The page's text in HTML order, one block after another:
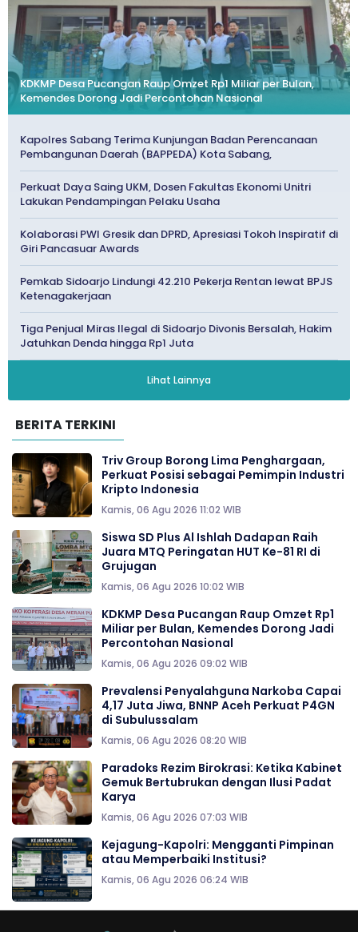
KDKMP Desa Pucangan Raup Omzet Rp1 Miliar per Bulan,
Kemendes Dorong Jadi Percontohan Nasional
Kapolres Sabang Terima Kunjungan Badan Perencanaan
Pembangunan Daerah (BAPPEDA) Kota Sabang,
Perkuat Daya Saing UKM, Dosen Fakultas Ekonomi Unitri
Lakukan Pendampingan Pelaku Usaha
Kolaborasi PWI Gresik dan DPRD, Apresiasi Tokoh Inspiratif di
Giri Pancasuar Awards
Pemkab Sidoarjo Lindungi 42.210 Pekerja Rentan lewat BPJS
Ketenagakerjaan
Tiga Penjual Miras Ilegal di Sidoarjo Divonis Bersalah, Hakim
Jatuhkan Denda hingga Rp1 Juta
Lihat Lainnya
BERITA TERKINI
Triv Group Borong Lima Penghargaan,
Perkuat Posisi sebagai Pemimpin Industri
Kripto Indonesia
Kamis, 06 Agu 2026 11:02 WIB
Siswa SD Plus Al Ishlah Dadapan Raih
Juara MTQ Peringatan HUT Ke-81 RI di
Grujugan
Kamis, 06 Agu 2026 10:02 WIB
KDKMP Desa Pucangan Raup Omzet Rp1
Miliar per Bulan, Kemendes Dorong Jadi
Percontohan Nasional
Kamis, 06 Agu 2026 09:02 WIB
Prevalensi Penyalahguna Narkoba Capai
4,17 Juta Jiwa, BNNP Aceh Perkuat P4GN
di Subulussalam
Kamis, 06 Agu 2026 08:20 WIB
Paradoks Rezim Birokrasi: Ketika Kabinet
Gemuk Bertubrukan dengan Ilusi Padat
Karya
Kamis, 06 Agu 2026 07:03 WIB
Kejagung-Kapolri: Mengganti Pimpinan
atau Memperbaiki Institusi?
Kamis, 06 Agu 2026 06:24 WIB